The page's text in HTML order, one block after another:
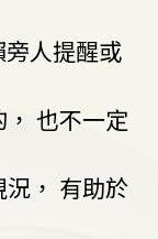
人提醒或
也不一定
， 有助於